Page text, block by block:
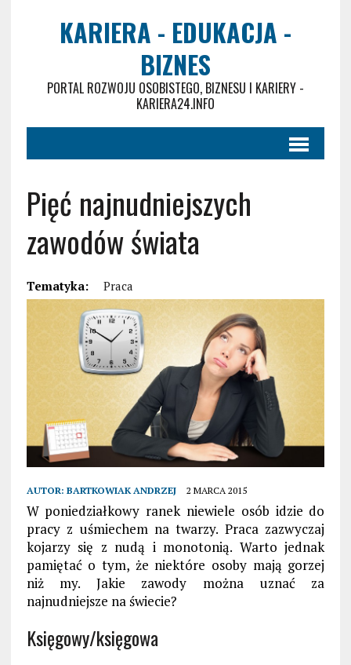
KARIERA - EDUKACJA -
BIZNES
PORTAL ROZWOJU OSOBISTEGO, BIZNESU I KARIERY -
KARIERA24.INFO
Pięć najnudniejszych
zawodów świata
Tematyka: Praca
AUTOR: BARTKOWIAK ANDRZEJ 2 MARCA 2015
W poniedziałkowy ranek niewiele osób idzie do
pracy z uśmiechem na twarzy. Praca zazwyczaj
kojarzy się z nudą i monotonią. Warto jednak
pamiętać o tym, że niektóre osoby mają gorzej
niż my. Jakie zawody można uznać za
najnudniejsze na świecie?
Księgowy/księgowa